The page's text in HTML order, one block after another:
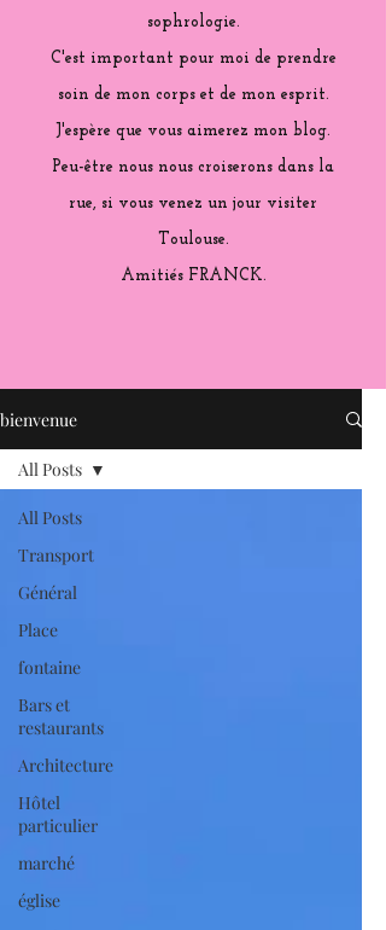
sophrologie.
C'est important pour moi de prendre
soin de mon corps et de mon esprit.
J'espère que vous aimerez mon blog.
Peu-être nous nous croiserons dans la
rue, si vous venez un jour visiter
Toulouse.
Amitiés FRANCK.
bienvenue
All Posts
Transport
Général
Place
fontaine
Bars et
restaurants
Architecture
Hôtel
particulier
marché
église
All Posts